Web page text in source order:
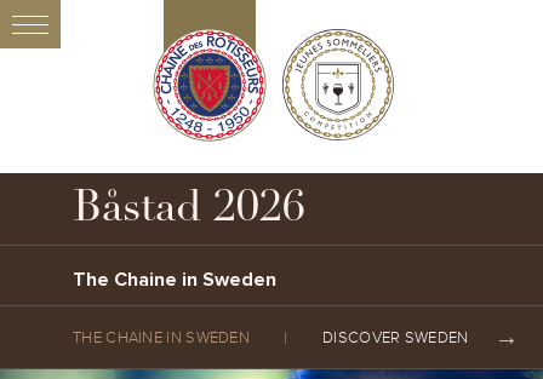
Båstad 2026
The Chaine in Sweden
THE CHAINE IN SWEDEN DISCOVER SWEDEN AND